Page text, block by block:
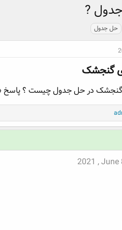
?
ب
چ
پ
ه
ا
حل جدول
گنجشک​
گنجشک در حل جدول چیست ؟
2021 , June